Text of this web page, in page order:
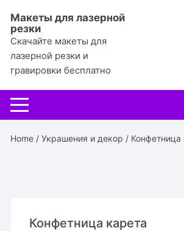
содержимому
Макеты для лазерной
резки
Скачайте макеты для
лазерной резки и
гравировки бесплатно
Home /Украшения и декор / Конфетница
Конфетница карета